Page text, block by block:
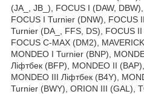
(JA_, JB_), FOCUS I (DAW,
FOCUS I Turnier (DNW), FOCUS
Turnier (DA_, FFS, DS), FOCUS II
FOCUS C-MAX (DM2),
MONDEO I Turnier (BNP),
Ліфтбек (BFP), MONDEO II
MONDEO III Ліфтбек (B4Y),
Turnier (BWY), ORION III (GAL),